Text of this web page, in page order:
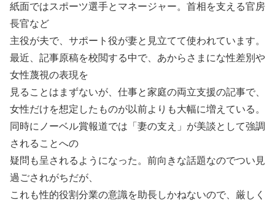
紙面ではスポーツ選手とマネージャー。首相を支える官房
長官など
主役が夫で、サポート役が妻と見立てて使われています。
最近、記事原稿を校閲する中で、あからさまにな性差別や
女性蔑視の表現を
見ることはまずないが、仕事と家庭の両立支援の記事で、
女性だけを想定したものが以前よりも大幅に増えている。
同時にノーベル賞報道では「妻の支え」が美談として強調
されることへの
疑問も呈されるようになった。前向きな話題なのでつい見
過ごされがちだが、
これも性的役割分業の意識を助長しかねないので、厳しく